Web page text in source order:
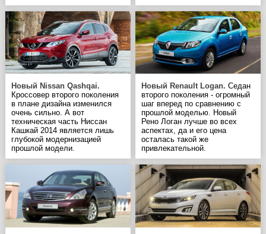
Новый Nissan Qashqai.
Кроссовер второго поколения
в плане дизайна изменился
очень сильно. А вот
техническая часть Ниссан
Кашкай 2014 является лишь
глубокой модернизацией
прошлой модели.
Новый Renault Logan. Седан
второго поколения - огромный
шаг вперед по сравнению с
прошлой моделью. Новый
Рено Логан лучше во всех
аспектах, да и его цена
осталась такой же
привлекательной.